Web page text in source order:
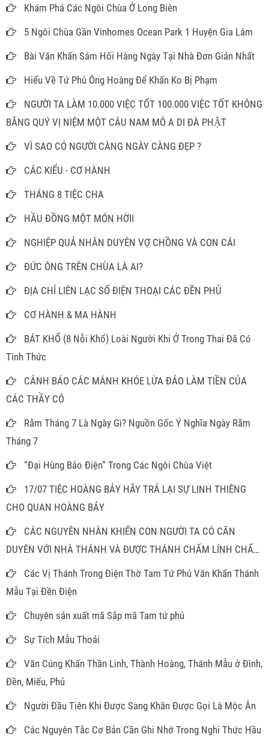
Khám Phá Các Ngôi Chùa Ở Long Biên
5 Ngôi Chùa Gần Vinhomes Ocean Park 1 Huyện Gia Lâm
Bài Văn Khấn Sám Hối Hàng Ngày Tại Nhà Đơn Giản Nhất
Hiểu Về Tứ Phủ Ông Hoàng Để Khấn Ko Bị Phạm
NGƯỜI TA LÀM 10.000 VIỆC TỐT 100.000 VIỆC TỐT KHÔNG
BẰNG QUÝ VỊ NIỆM MỘT CÂU NAM MÔ A DI ĐÀ PHẬT
VÌ SAO CÓ NGƯỜI CÀNG NGÀY CÀNG ĐẸP ?
CÁC KIỂU - CƠ HÀNH
THÁNG 8 TIỆC CHA
HẦU ĐỒNG MỘT MÓN HỜII
NGHIỆP QUẢ NHÂN DUYÊN VỢ CHỒNG VÀ CON CÁI
ĐỨC ÔNG TRÊN CHÙA LÀ AI?
ĐỊA CHỈ LIÊN LẠC SỐ ĐIỆN THOẠI CÁC ĐỀN PHỦ
CƠ HÀNH & MA HÀNH
BÁT KHỔ (8 Nỗi Khổ) Loài Người Khi Ở Trong Thai Đã Có
Tình Thức
CẢNH BÁO CÁC MÁNH KHÓE LỪA ĐẢO LÀM TIỀN CỦA
CÁC THẦY CÔ
Rằm Tháng 7 Là Ngày Gì? Nguồn Gốc Ý Nghĩa Ngày Rằm
Tháng 7
“Đại Hùng Bảo Điện” Trong Các Ngôi Chùa Việt
17/07 TIỆC HOÀNG BẢY HÃY TRẢ LẠI SỰ LINH THIÊNG
CHO QUAN HOÀNG BẢY
CÁC NGUYÊN NHÂN KHIẾN CON NGƯỜI TA CÓ CĂN
DUYÊN VỚI NHÀ THÁNH VÀ ĐƯỢC THÁNH CHẤM LÍNH CHẤM
ĐỒNGCác Vị Thánh Trong Điện Thờ Tam Tứ Phủ Văn Khấn Thánh
Mẫu Tại Đền Điện
Chuyên sản xuất mã Sắp mã Tam tứ phủ
Sự Tích Mẫu Thoải
Văn Cúng Khấn Thần Linh, Thành Hoàng, Thánh Mẫu ở Đình,
Đền, Miếu, Phủ
Người Đầu Tiên Khi Được Sang Khăn Được Gọi Là Mộc Ân
Các Nguyên Tắc Cơ Bản Cần Ghi Nhớ Trong Nghi Thức Hầu